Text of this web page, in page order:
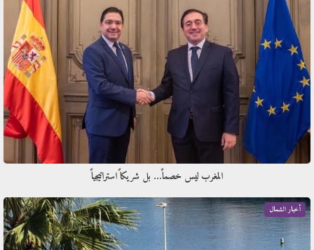
المغرب ليس خصماً… بل شريكاً استراتيجياً
أخبار الشمال